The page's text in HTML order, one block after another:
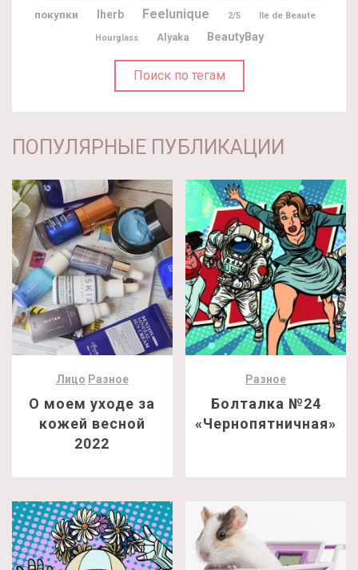
покупки
Iherb Feelunique 2/5 Ile de Beaute
Hourglass Alyaka BeautyBay
Поиск по тегам
ПОПУЛЯРНЫЕ ПУБЛИКАЦИИ
Лицо Разное
О моем уходе за
кожей весной
2022
Разное
Болталка №24
«Чернопятничная»